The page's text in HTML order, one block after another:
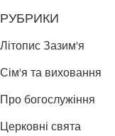
РУБРИКИ
Літопис Зазим'я
Сім'я та виховання
Про богослужіння
Церковні свята